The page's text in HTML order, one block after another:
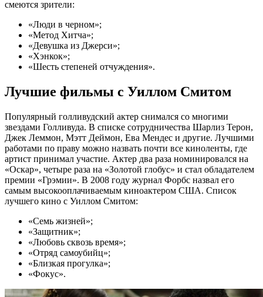
смеются зрители:
«Люди в черном»;
«Метод Хитча»;
«Девушка из Джерси»;
«Хэнкок»;
«Шесть степеней отчуждения».
Лучшие фильмы с Уиллом Смитом
Популярный голливудский актер снимался со многими
звездами Голливуда. В списке сотрудничества Шарлиз Терон,
Джек Леммон, Мэтт Деймон, Ева Мендес и другие. Лучшими
работами по праву можно назвать почти все киноленты, где
артист принимал участие. Актер два раза номинировался на
«Оскар», четыре раза на «Золотой глобус» и стал обладателем
премии «Грэмии». В 2008 году журнал Форбс назвал его
самым высокооплачиваемым киноактером США. Список
лучшего кино с Уиллом Смитом:
«Семь жизней»;
«Защитник»;
«Любовь сквозь время»;
«Отряд самоубийц»;
«Близкая прогулка»;
«Фокус».